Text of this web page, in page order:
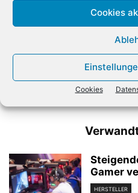
Cookies
Cookies
Vorheriger Artikel
Swienty wird Head of
Channel Management bei
Insiders Technologies
Gamer
HERSTELLER